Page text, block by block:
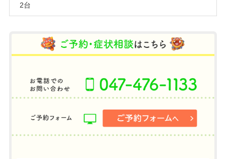
2台